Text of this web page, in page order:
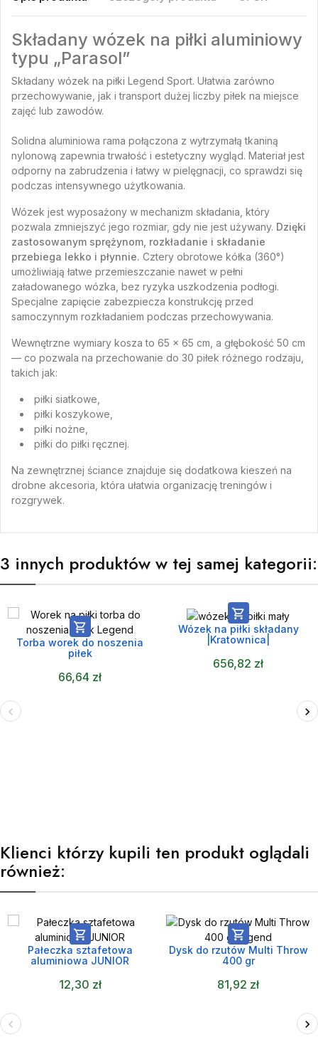
Składany wózek na piłki aluminiowy
typu „Parasol”
Składany wózek na piłki Legend Sport. Ułatwia zarówno
przechowywanie, jak i transport dużej liczby piłek na miejsce
zajęć lub zawodów.
Solidna aluminiowa rama połączona z wytrzymałą tkaniną
nylonową zapewnia trwałość i estetyczny wygląd. Materiał jest
odporny na zabrudzenia i łatwy w pielęgnacji, co sprawdzi się
podczas intensywnego użytkowania.
Wózek jest wyposażony w mechanizm składania, który
pozwala zmniejszyć jego rozmiar, gdy nie jest używany. Dzięki
zastosowanym sprężynom, rozkładanie i składanie
przebiega lekko i płynnie. Cztery obrotowe kółka (360°)
umożliwiają łatwe przemieszczanie nawet w pełni
załadowanego wózka, bez ryzyka uszkodzenia podłogi.
Specjalne zapięcie zabezpiecza konstrukcję przed
samoczynnym rozkładaniem podczas przechowywania.
Wewnętrzne wymiary kosza to 65 x 65 cm, a głębokość 50 cm
— co pozwala na przechowanie do 30 piłek różnego rodzaju,
takich jak:
piłki siatkowe,
piłki koszykowe,
piłki nożne,
piłki do piłki ręcznej.
Na zewnętrznej ściance znajduje się dodatkowa kieszeń na
drobne akcesoria, która ułatwia organizację treningów i
rozgrywek.
3 innych produktów w tej samej kategorii:

Torba worek do noszenia
piłek
66,64 zł

Wózek na piłki składany
|Kratownica|
656,82 zł
Klienci którzy kupili ten produkt oglądali
również:

Pałeczka sztafetowa
aluminiowa JUNIOR
12,30 zł

Dysk do rzutów Multi Throw
400 gr
81,92 zł